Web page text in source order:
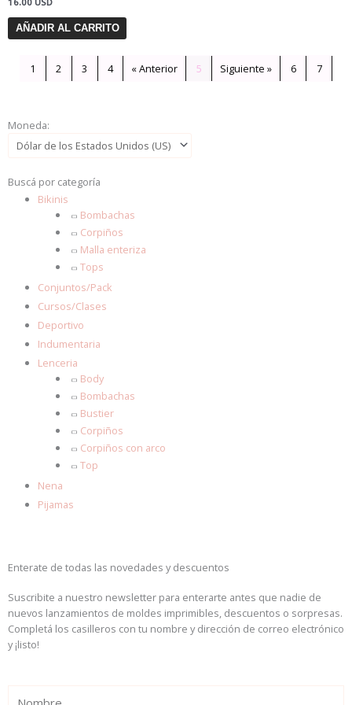
Moneda:
Buscá por categoría
Bikinis
Bombachas
Corpiños
Malla enteriza
Tops
Conjuntos/Pack
Cursos/Clases
Deportivo
Indumentaria
Lenceria
Body
Bombachas
Bustier
Corpiños
Corpiños con arco
Top
Nena
Pijamas
AÑADIR AL CARRITO
1 2 3 4 « Anterior 5 Siguiente » 6 7
Enterate de todas las novedades y descuentos
Suscribite a nuestro newsletter para enterarte antes que nadie de
nuevos lanzamientos de moldes imprimibles, descuentos o sorpresas.
Completá los casilleros con tu nombre y dirección de correo electrónico
y ¡listo!